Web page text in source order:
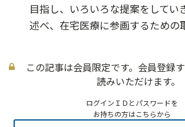
目指し、いろいろな提案をしてい
述べ、在宅医療に参画するための
この記事は会員限定です。会員登録
読みいただけます。
ログインＩＤとパスワードを
お持ちの方はこちらから